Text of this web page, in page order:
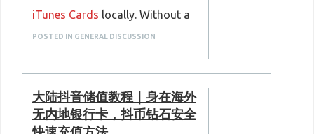
儲值額度的最佳時機。
活動資訊，常常錯過免費加贈的
紅豆，一整年都用原價儲值，花
費自然遠高於台灣、中國本地使
型的海外偵探，不用再為跨區儲
值障礙到處找管道，透過
道具，完整暢玩新版本全部莊園
內容。
解决了溢价高、操作繁琐、不安
全等一系列问题，分享几个实际
动
平台定价长期统一实惠，不存在
3. 私充、小平台資安風險極高，容易
密、簡訊驗證碼，存在帳號盜取
風險；部分無資質小型網站透過
ANTNUM做海外充值 ，完美适
配香港本地支付，解决了douyin
步骤1：打开ANTNUM站点，首
页直接搜索「抖音充值/douyin
二、適合台港使用者的穩定渠
道：ANTNUM 螞蟻數字
這間是經營多年的海外充值平
iTunes Cards locally. Without a
valid US iTunes Card, you
ID balance. We receive
numerous inquiries from US
account holders living abroad
POSTED IN GENERAL DISCUSSION
大陆抖音储值教程｜身在海外
无内地银行卡，抖币钻石安全